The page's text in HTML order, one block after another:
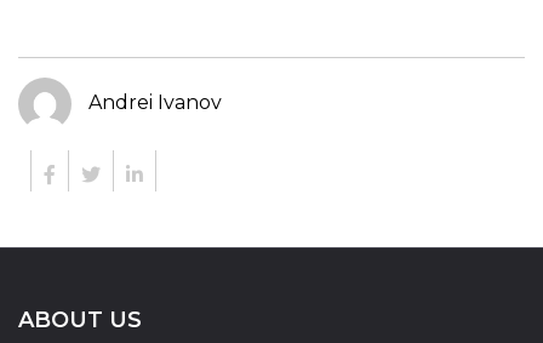
Andrei Ivanov
ABOUT US